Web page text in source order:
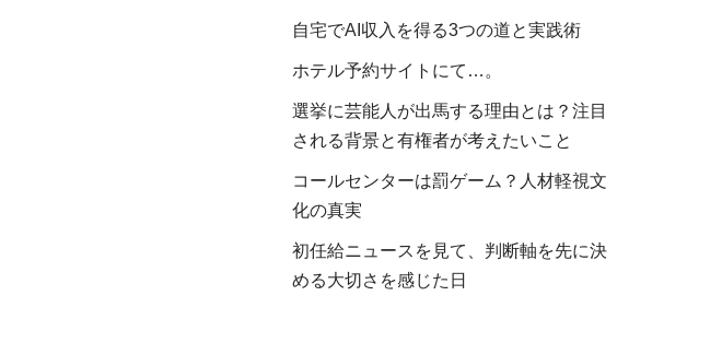
自宅でAI収入を得る3つの道と実践術
ホテル予約サイトにて…。
選挙に芸能人が出馬する理由とは？注目
される背景と有権者が考えたいこと
コールセンターは罰ゲーム？人材軽視文
化の真実
初任給ニュースを見て、判断軸を先に決
める大切さを感じた日